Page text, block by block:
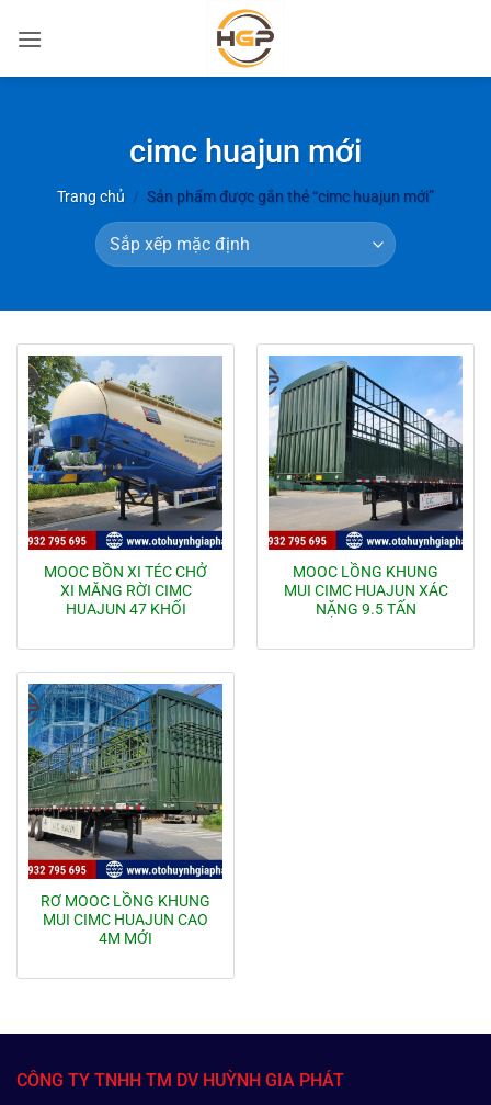
qua
cimc huajun mới
Trang chủ / Sản phẩm được gắn thẻ “cimc huajun mới”
MOOC BỒN XI TÉC CHỞ
XI MĂNG RỜI CIMC
HUAJUN 47 KHỐI
MOOC LỒNG KHUNG
MUI CIMC HUAJUN XÁC
NẶNG 9.5 TẤN
RƠ MOOC LỒNG KHUNG
MUI CIMC HUAJUN CAO
4M MỚI
CÔNG TY TNHH TM DV HUỲNH GIA PHÁT